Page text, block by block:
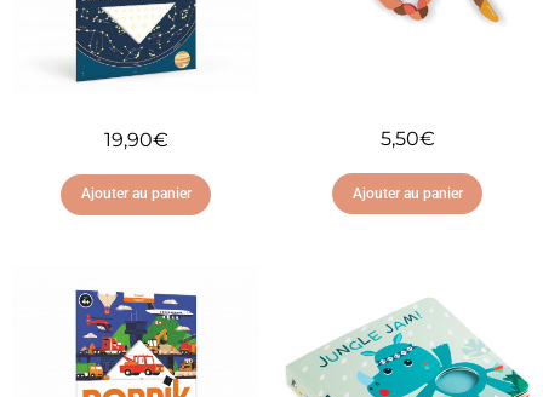
19,90€
Ajouter au panier
Ajouter à ma liste
d'envies
5,50€
Ajouter au panier
Ajouter à ma liste
d'envies